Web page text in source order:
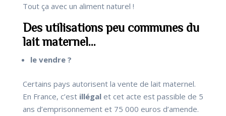
Tout ça avec un aliment naturel !
Des utilisations peu communes du
lait maternel…
le vendre ?
Certains pays autorisent la vente de lait maternel.
En France, c’est illégal et cet acte est passible de 5
ans d’emprisonnement et 75 000 euros d’amende.